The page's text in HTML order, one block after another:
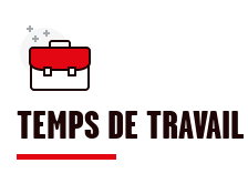
TEMPS DE TRAVAIL